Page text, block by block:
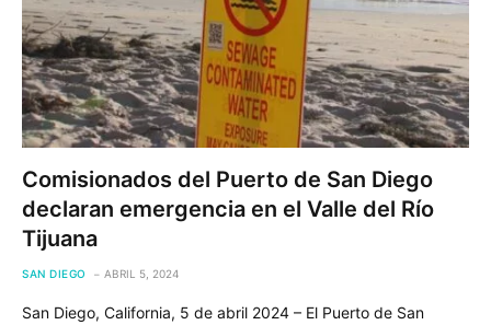
Comisionados del Puerto de San Diego
declaran emergencia en el Valle del Río
Tijuana
SAN DIEGO ABRIL 5, 2024
San Diego, California, 5 de abril 2024 – El Puerto de San